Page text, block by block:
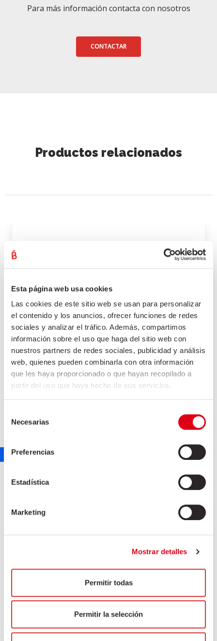
Esta página web usa cookies
Las cookies de este sitio web se usan para personalizar
el contenido y los anuncios, ofrecer funciones de redes
sociales y analizar el tráfico. Además, compartimos
información sobre el uso que haga del sitio web con
nuestros partners de redes sociales, publicidad y análisis
web, quienes pueden combinarla con otra información
que les haya proporcionado o que hayan recopilado a
partir del uso que haya hecho de sus servicios.
Necesarias
Preferencias
Estadística
Marketing
Mostrar detalles
Permitir todas
Permitir la selección
Para más información contacta con nosotros
CONTACTAR
Productos relacionados
FUET EXTRA CON PIMIENTA TEJA